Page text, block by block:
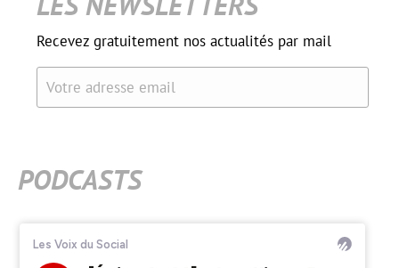
Recevez gratuitement nos actualités par mail
Votre adresse email
PODCASTS